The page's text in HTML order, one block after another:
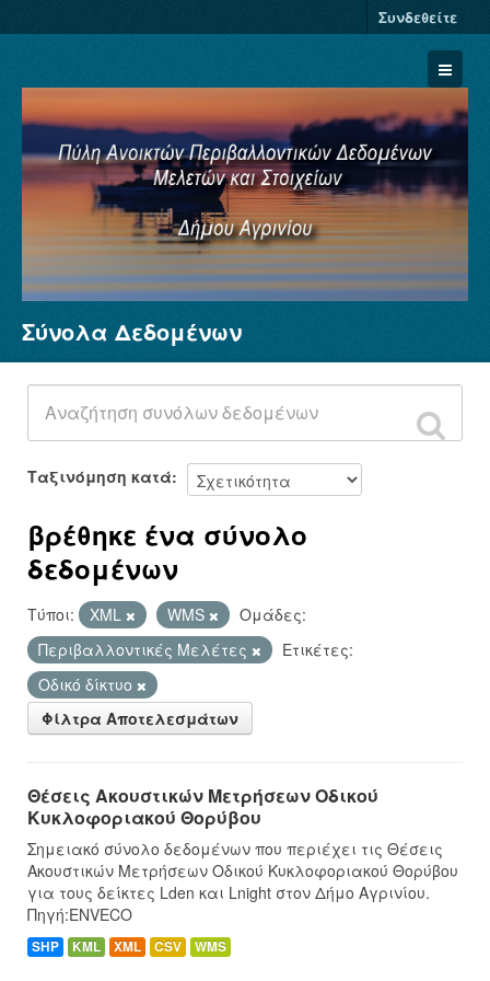
Συνδεθείτε
Σύνολα Δεδομένων
Φορείς
Ομάδες
Σχετικά
Σύνολα Δεδομένων
Ταξινόμηση κατά
βρέθηκε ένα σύνολο
δεδομένων
Τύποι: XML WMS
Ομάδες:
Περιβαλλοντικές Μελέτες
Ετικέτες:
Οδικό δίκτυο
Φίλτρα Αποτελεσμάτων
Θέσεις Ακουστικών Μετρήσεων Οδικού
Κυκλοφοριακού Θορύβου
Σημειακό σύνολο δεδομένων που περιέχει τις Θέσεις
Ακουστικών Μετρήσεων Οδικού Κυκλοφοριακού Θορύβου
για τους δείκτες Lden και Lnight στον Δήμο Αγρινίου.
Πηγή:ENVECO
SHP KML XML CSV WMS